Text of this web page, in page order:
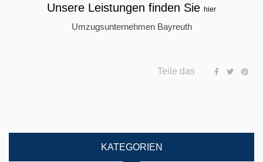
Unsere Leistungen finden Sie hier
Umzugsunternehmen Bayreuth
Teile das
KATEGORIEN